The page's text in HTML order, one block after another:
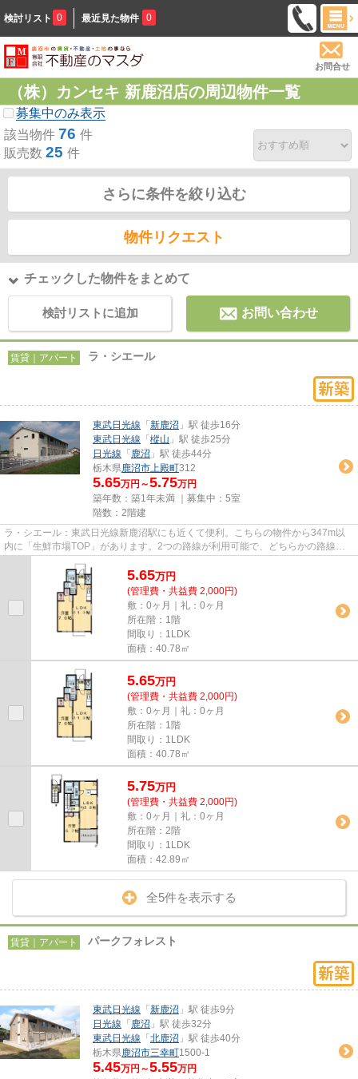
検討リスト 0 最近見た物件 0
お問合せ
（株）カンセキ 新鹿沼店の周辺物件一覧
募集中のみ表示
該当物件 76 件
販売数 25 件
さらに条件を絞り込む
物件リクエスト
チェックした物件をまとめて
検討リストに追加 お問い合わせ
賃貸｜アパート ラ・シエール
東武日光線 「 新鹿沼 」駅 徒歩16分
東武日光線 「 樅山 」駅 徒歩25分
日光線 「 鹿沼 」駅 徒歩44分
栃木県鹿沼市上殿町312
5.65万円～5.75万円
築年数：築1年未満 ｜募集中： 5室
階数：2階建
ラ・シエール：東武日光線新鹿沼駅にも近くて便利。こちらの物件から347m以
内に「生鮮市場TOP」があります。2つの路線が利用可能で、どちらかの路線に
5.65万円
(管理費・共益費 2,000円)
敷：0ヶ月｜礼：0ヶ月
所在階：1階
間取り：1LDK
面積：40.78㎡
5.65万円
(管理費・共益費 2,000円)
敷：0ヶ月｜礼：0ヶ月
所在階：1階
間取り：1LDK
面積：40.78㎡
5.75万円
(管理費・共益費 2,000円)
敷：0ヶ月｜礼：0ヶ月
所在階：2階
間取り：1LDK
面積：42.89㎡
全5件を表示する
賃貸｜アパート パークフォレスト
東武日光線 「 新鹿沼 」駅 徒歩9分
日光線 「 鹿沼 」駅 徒歩32分
東武日光線 「 北鹿沼 」駅 徒歩40分
栃木県鹿沼市三幸町1500-1
5.45万円～5.55万円